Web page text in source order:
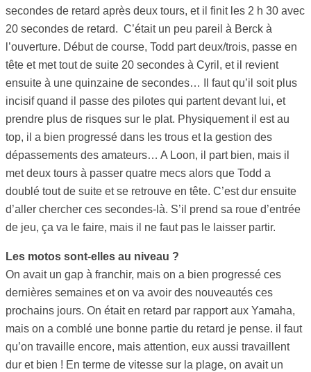
secondes de retard après deux tours, et il finit les 2 h 30 avec
20 secondes de retard. C’était un peu pareil à Berck à
l’ouverture. Début de course, Todd part deux/trois, passe en
tête et met tout de suite 20 secondes à Cyril, et il revient
ensuite à une quinzaine de secondes… Il faut qu’il soit plus
incisif quand il passe des pilotes qui partent devant lui, et
prendre plus de risques sur le plat. Physiquement il est au
top, il a bien progressé dans les trous et la gestion des
dépassements des amateurs… A Loon, il part bien, mais il
met deux tours à passer quatre mecs alors que Todd a
doublé tout de suite et se retrouve en tête. C’est dur ensuite
d’aller chercher ces secondes-là. S’il prend sa roue d’entrée
de jeu, ça va le faire, mais il ne faut pas le laisser partir.
Les motos sont-elles au niveau ?
On avait un gap à franchir, mais on a bien progressé ces
dernières semaines et on va avoir des nouveautés ces
prochains jours. On était en retard par rapport aux Yamaha,
mais on a comblé une bonne partie du retard je pense. il faut
qu’on travaille encore, mais attention, eux aussi travaillent
dur et bien ! En terme de vitesse sur la plage, on avait un